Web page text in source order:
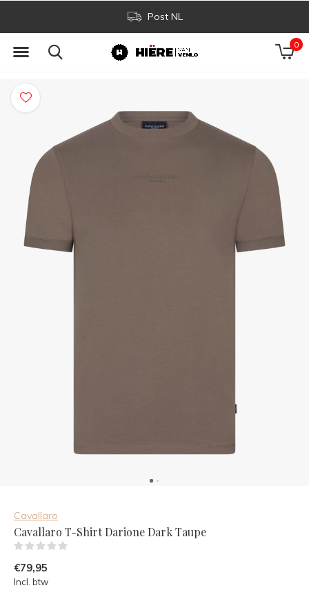
0
Post NL
Cavallaro
Cavallaro T-Shirt Darione Dark Taupe
€79,95
Incl. btw